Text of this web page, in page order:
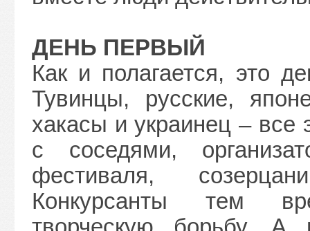
ДЕНЬ ПЕРВЫЙ
Как и полагается, это
Тувинцы, русские,
хакасы и украинец – все
с соседями,
фестиваля,
Конкурсанты тем